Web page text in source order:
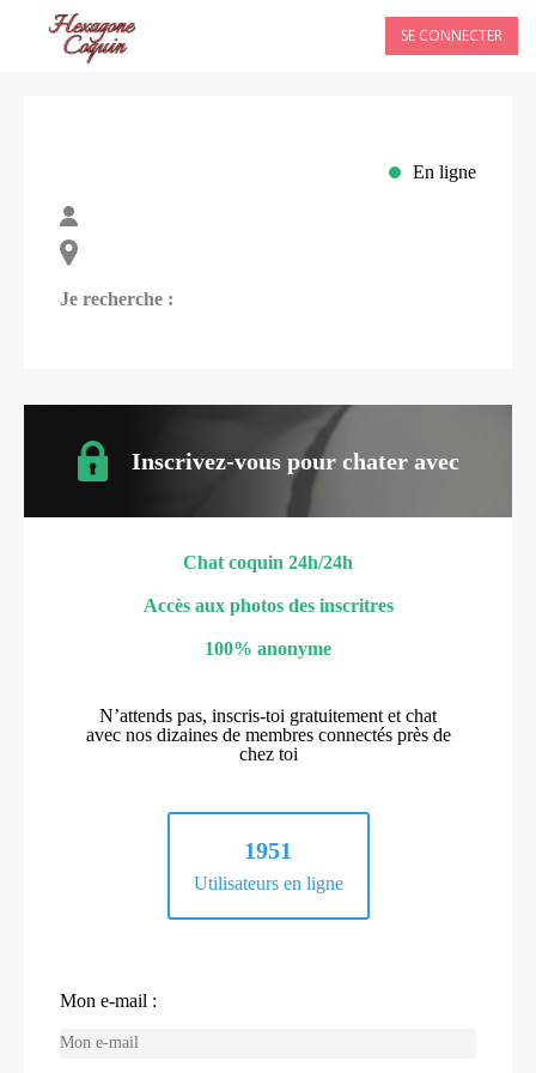
SE CONNECTER
En ligne
Je recherche :
Inscrivez-vous pour chater avec
Chat coquin 24h/24h
Accès aux photos des inscritres
100% anonyme
N’attends pas, inscris-toi gratuitement et chat
avec nos dizaines de membres connectés près de
chez toi
1951
Utilisateurs en ligne
Mon e-mail :